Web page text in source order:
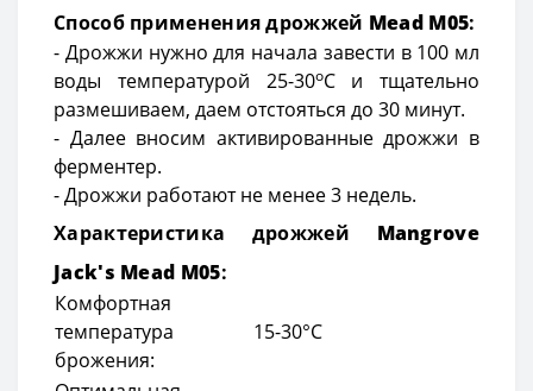
Способ применения дрожжей Mead M05:
- Дрожжи нужно для начала завести в 100 мл
воды температурой 25-30оС и тщательно
размешиваем, даем отстояться до 30 минут.
- Далее вносим активированные дрожжи в
ферментер.
- Дрожжи работают не менее 3 недель.
Характеристика дрожжей Mangrove
Jack's Mead M05:
Комфортная
температура
брожения:
15-30°C